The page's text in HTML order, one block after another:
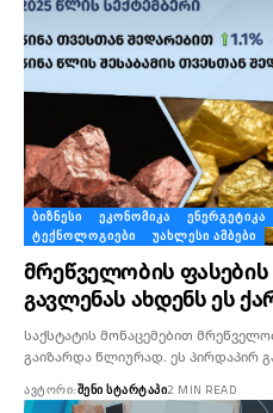
ᲑᲘᲖᲜᲔᲡᲘ ᲔᲙᲝᲜᲝᲛᲘᲙᲐ ᲔᲜᲔᲠᲒᲔᲢᲘᲙᲐ
ᲢᲔᲥᲜᲝᲚᲝᲒᲘᲔᲑᲘ
ᲣᲐᲮᲚᲔᲡᲘ ᲐᲛᲑᲔᲑᲘ
მრეწველობის
გავლენას ახდენს ეს
საქსტატის მონაცემებით
გაიზარდა წლიურად. ეს პირდაპირ
ᲐᲕᲢᲝᲠᲘ:ᲨᲔᲜᲘ ᲡᲢᲐᲠᲢᲐᲞᲘ2 MIN READ